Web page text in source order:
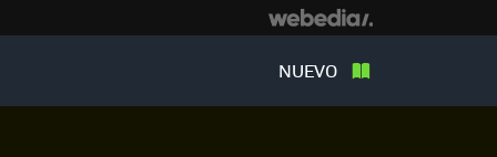
NUEVO